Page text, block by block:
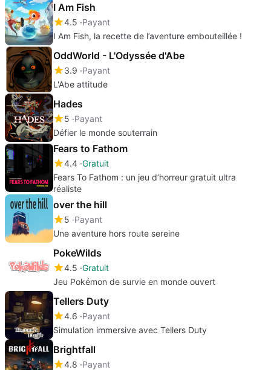
I Am Fish
4.5 Payant
I Am Fish, la recette de l’aventure embouteillée !
OddWorld - L'Odyssée d'Abe
3.9 Payant
L'Abe attitude
Hades
5 Payant
Défier le monde souterrain
Fears to Fathom
4.4 Gratuit
Fears To Fathom : un jeu d’horreur gratuit ultra
réaliste
over the hill
5 Payant
Une aventure hors route sereine
PokeWilds
4.5 Gratuit
Jeu Pokémon de survie en monde ouvert
Tellers Duty
4.6 Payant
Simulation immersive avec Tellers Duty
Brightfall
4.8 Payant